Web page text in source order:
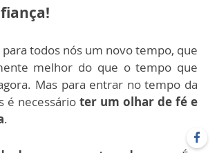
todos nós um novo tempo, que
melhor do que o tempo que
Mas para entrar no tempo da
é necessário ter um olhar de fé e
.